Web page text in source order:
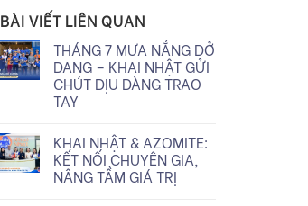
BÀI VIẾT LIÊN QUAN
THÁNG 7 MƯA NẮNG DỞ
DANG – KHAI NHẬT GỬI
CHÚT DỊU DÀNG TRAO
TAY
KHAI NHẬT & AZOMITE:
KẾT NỐI CHUYÊN GIA,
NÂNG TẦM GIÁ TRỊ